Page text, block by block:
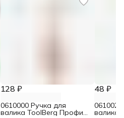
128 ₽
0610000 Ручка для
валика ToolBerg Профи
48 ₽
валика